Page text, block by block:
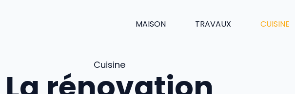
MAISON TRAVAUX CUISINE
Cuisine